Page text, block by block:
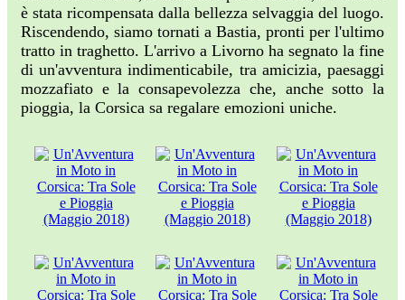
è stata ricompensata dalla bellezza selvaggia del luogo.
Riscendendo, siamo tornati a Bastia, pronti per l'ultimo
tratto in traghetto. L'arrivo a Livorno ha segnato la fine
di un'avventura indimenticabile, tra amicizia, paesaggi
mozzafiato e la consapevolezza che, anche sotto la
pioggia, la Corsica sa regalare emozioni uniche.